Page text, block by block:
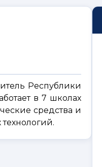
Республики
в 7 школах
средства и